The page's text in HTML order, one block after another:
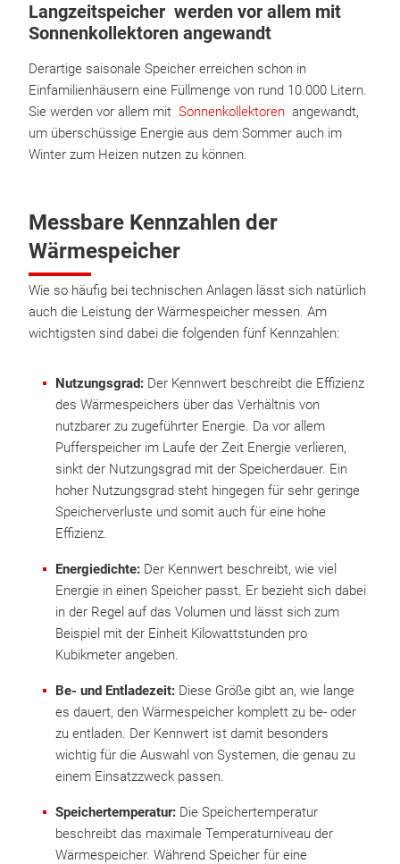
Langzeitspeicher werden vor allem mit
Sonnenkollektoren angewandt
Derartige saisonale Speicher erreichen schon in
Einfamilienhäusern eine Füllmenge von rund 10.000 Litern.
Sie werden vor allem mit Sonnenkollektoren angewandt,
um überschüssige Energie aus dem Sommer auch im
Winter zum Heizen nutzen zu können.
Messbare Kennzahlen der
Wärmespeicher
Wie so häufig bei technischen Anlagen lässt sich natürlich
auch die Leistung der Wärmespeicher messen. Am
wichtigsten sind dabei die folgenden fünf Kennzahlen:
Nutzungsgrad: Der Kennwert beschreibt die Effizienz
des Wärmespeichers über das Verhältnis von
nutzbarer zu zugeführter Energie. Da vor allem
Pufferspeicher im Laufe der Zeit Energie verlieren,
sinkt der Nutzungsgrad mit der Speicherdauer. Ein
hoher Nutzungsgrad steht hingegen für sehr geringe
Speicherverluste und somit auch für eine hohe
Effizienz.
Energiedichte: Der Kennwert beschreibt, wie viel
Energie in einen Speicher passt. Er bezieht sich dabei
in der Regel auf das Volumen und lässt sich zum
Beispiel mit der Einheit Kilowattstunden pro
Kubikmeter angeben.
Be- und Entladezeit: Diese Größe gibt an, wie lange
es dauert, den Wärmespeicher komplett zu be- oder
zu entladen. Der Kennwert ist damit besonders
wichtig für die Auswahl von Systemen, die genau zu
einem Einsatzzweck passen.
Speichertemperatur: Die Speichertemperatur
beschreibt das maximale Temperaturniveau der
Wärmespeicher. Während Speicher für eine